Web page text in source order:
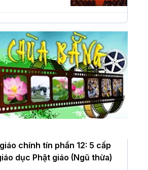
công xây
Phật giáo Thủ
cùng khép lại
mùa hè lần
ngày tu tập thứ
chính tín phần 12: 5 cấp
dục Phật giáo (Ngũ thừa)